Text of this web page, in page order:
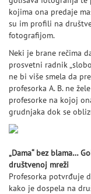
kojima ona predaje
su im profili na
fotografijom.
Neki je brane rečima
prosvetni radnik
ne bi više smela da
profesorka A. B. ne
profesorke na kojoj
grudnjaka dok se
„Dama“ bez blama…
društvenoj mreži
Profesorka potvrđuje
kako je dospela na